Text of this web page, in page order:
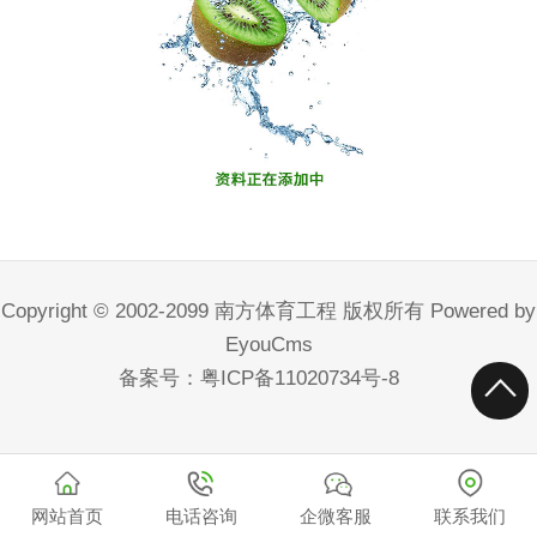
Copyright © 2002-2099 南方体育工程 版权所有 Powered by
EyouCms
备案号： 粤ICP备11020734号-8
网站首页 电话咨询 企微客服 联系我们